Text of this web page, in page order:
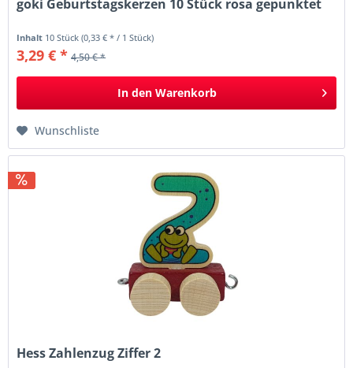
goki Geburtstagskerzen 10 Stück rosa gepunktet
Inhalt 10 Stück(0,33 € * / 1 Stück)
3,29 € * 4,50 € *
In den Warenkorb
Wunschliste
Hess Zahlenzug Ziffer 2